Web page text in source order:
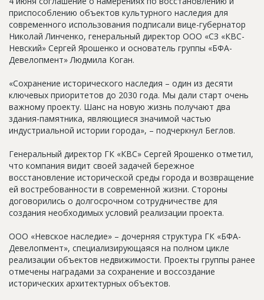
приспособлению объектов культурного наследия для
современного использования подписали вице-губернатор
Николай Линченко, генеральный директор ООО «СЗ «КВС-
Невский» Сергей Ярошенко и основатель группы «БФА-
Девелопмент» Людмила Коган.
«Сохранение исторического наследия – один из десяти
ключевых приоритетов до 2030 года. Мы дали старт очень
важному проекту. Шанс на новую жизнь получают два
здания-памятника, являющиеся значимой частью
индустриальной истории города», – подчеркнул Беглов.
Генеральный директор ГК «КВС» Сергей Ярошенко отметил,
что компания видит своей задачей бережное
восстановление исторической среды города и возвращение
ей востребованности в современной жизни. Стороны
договорились о долгосрочном сотрудничестве для
создания необходимых условий реализации проекта.
ООО «Невское наследие» – дочерняя структура ГК «БФА-
Девелопмент», специализирующаяся на полном цикле
реализации объектов недвижимости. Проекты группы ранее
отмечены наградами за сохранение и воссоздание
исторических архитектурных объектов.